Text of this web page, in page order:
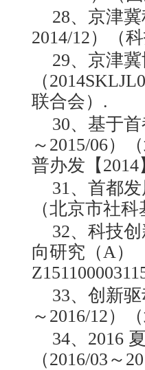
28、京津
2014/12）（
29、京津
（
联合会）.
30、基于
～2015/06）
普办发【2014
31、首都
（北京市社
32、科技
向研究（A）
33、创新
～2016/12）
34、2016
（2016/03～